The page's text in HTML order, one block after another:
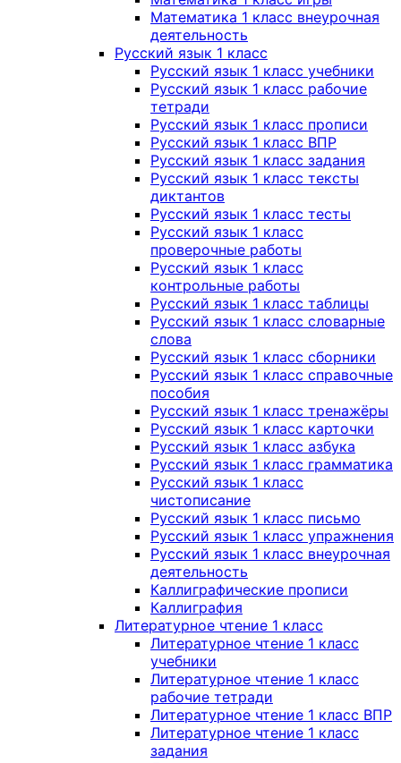
Математика 1 класс внеурочная
деятельность
Русский язык 1 класс
Русский язык 1 класс учебники
Русский язык 1 класс рабочие
тетради
Русский язык 1 класс прописи
Русский язык 1 класс ВПР
Русский язык 1 класс задания
Русский язык 1 класс тексты
диктантов
Русский язык 1 класс тесты
Русский язык 1 класс
проверочные работы
Русский язык 1 класс
контрольные работы
Русский язык 1 класс таблицы
Русский язык 1 класс словарные
слова
Русский язык 1 класс сборники
Русский язык 1 класс справочные
пособия
Русский язык 1 класс тренажёры
Русский язык 1 класс карточки
Русский язык 1 класс азбука
Русский язык 1 класс грамматика
Русский язык 1 класс
чистописание
Русский язык 1 класс письмо
Русский язык 1 класс упражнения
Русский язык 1 класс внеурочная
деятельность
Каллиграфические прописи
Каллиграфия
Литературное чтение 1 класс
Литературное чтение 1 класс
учебники
Литературное чтение 1 класс
рабочие тетради
Литературное чтение 1 класс ВПР
Литературное чтение 1 класс
задания